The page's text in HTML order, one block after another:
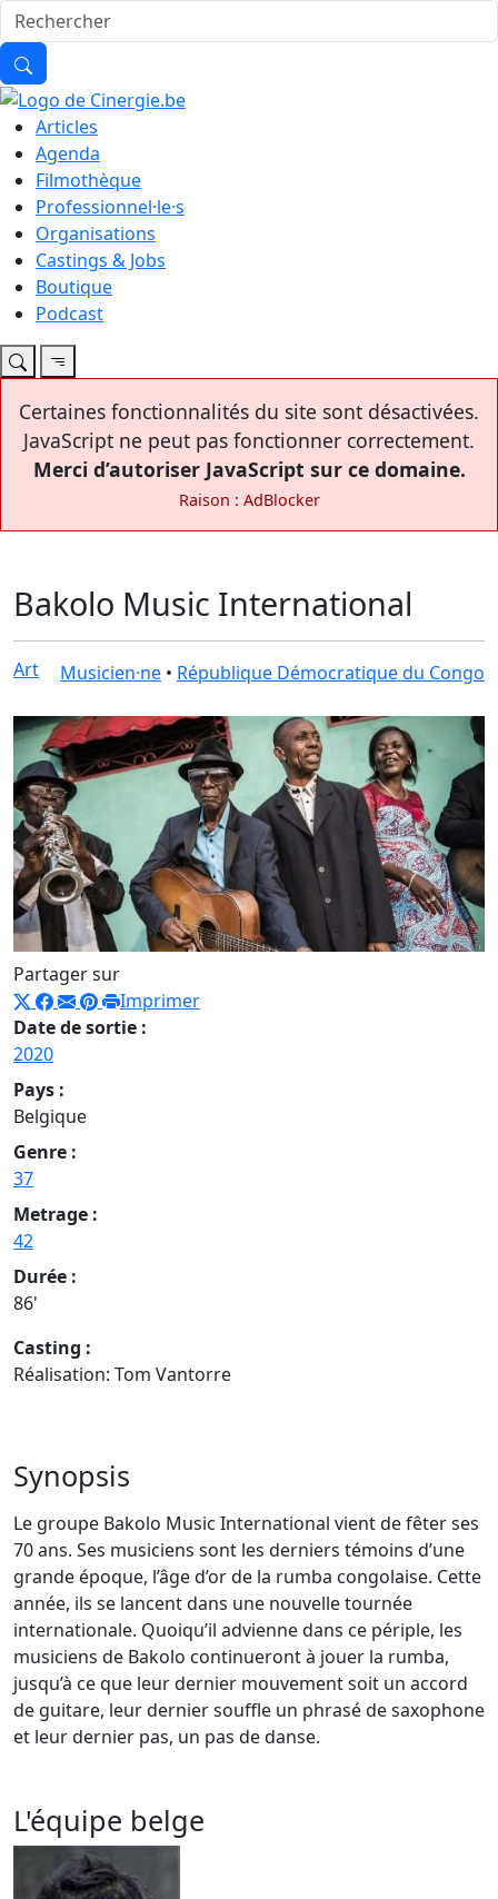
Articles
Agenda
Filmothèque
Professionnel·le·s
Organisations
Castings & Jobs
Boutique
Podcast
Certaines fonctionnalités du site sont désactivées.
JavaScript ne peut pas fonctionner correctement.
Merci d’autoriser JavaScript sur ce domaine.
Raison : AdBlocker
Bakolo Music International
Art Musicien·ne • République Démocratique du Congo
Partager sur
Imprimer
Date de sortie :
2020
Pays :
Belgique
Genre :
37
Metrage :
42
Durée :
86'
Casting :
Réalisation: Tom Vantorre
Synopsis
Le groupe Bakolo Music International vient de fêter ses
70 ans. Ses musiciens sont les derniers témoins d’une
grande époque, l’âge d’or de la rumba congolaise. Cette
année, ils se lancent dans une nouvelle tournée
internationale. Quoiqu’il advienne dans ce périple, les
musiciens de Bakolo continueront à jouer la rumba,
jusqu’à ce que leur dernier mouvement soit un accord
de guitare, leur dernier souffle un phrasé de saxophone
et leur dernier pas, un pas de danse.
L'équipe belge